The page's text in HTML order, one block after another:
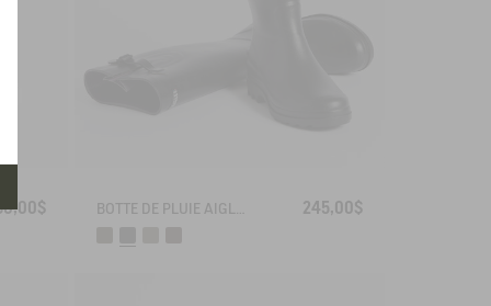
BOTTE DE PLUIE AIGLENTINE 245,00$